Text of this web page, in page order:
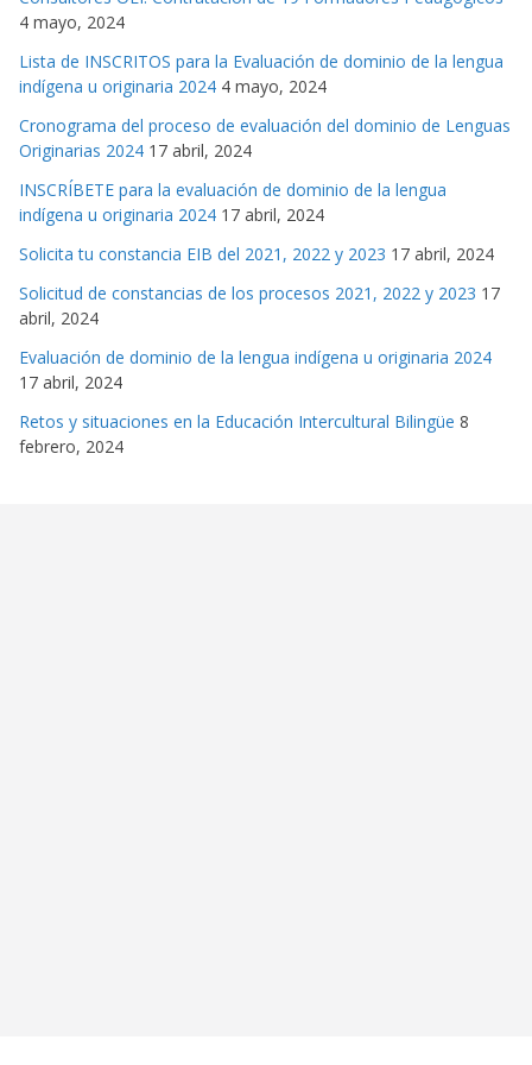
4 mayo, 2024
Lista de INSCRITOS para la Evaluación de dominio de la lengua
indígena u originaria 2024 4 mayo, 2024
Cronograma del proceso de evaluación del dominio de Lenguas
Originarias 2024 17 abril, 2024
INSCRÍBETE para la evaluación de dominio de la lengua
indígena u originaria 2024 17 abril, 2024
Solicita tu constancia EIB del 2021, 2022 y 2023 17 abril, 2024
Solicitud de constancias de los procesos 2021, 2022 y 2023 17
abril, 2024
Evaluación de dominio de la lengua indígena u originaria 2024
17 abril, 2024
Retos y situaciones en la Educación Intercultural Bilingüe 8
febrero, 2024